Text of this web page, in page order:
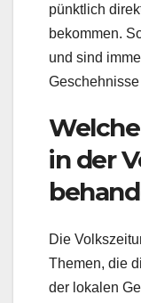
pünktlich
bekommen.
und sind
in der
Die
Themen, die
der lokalen